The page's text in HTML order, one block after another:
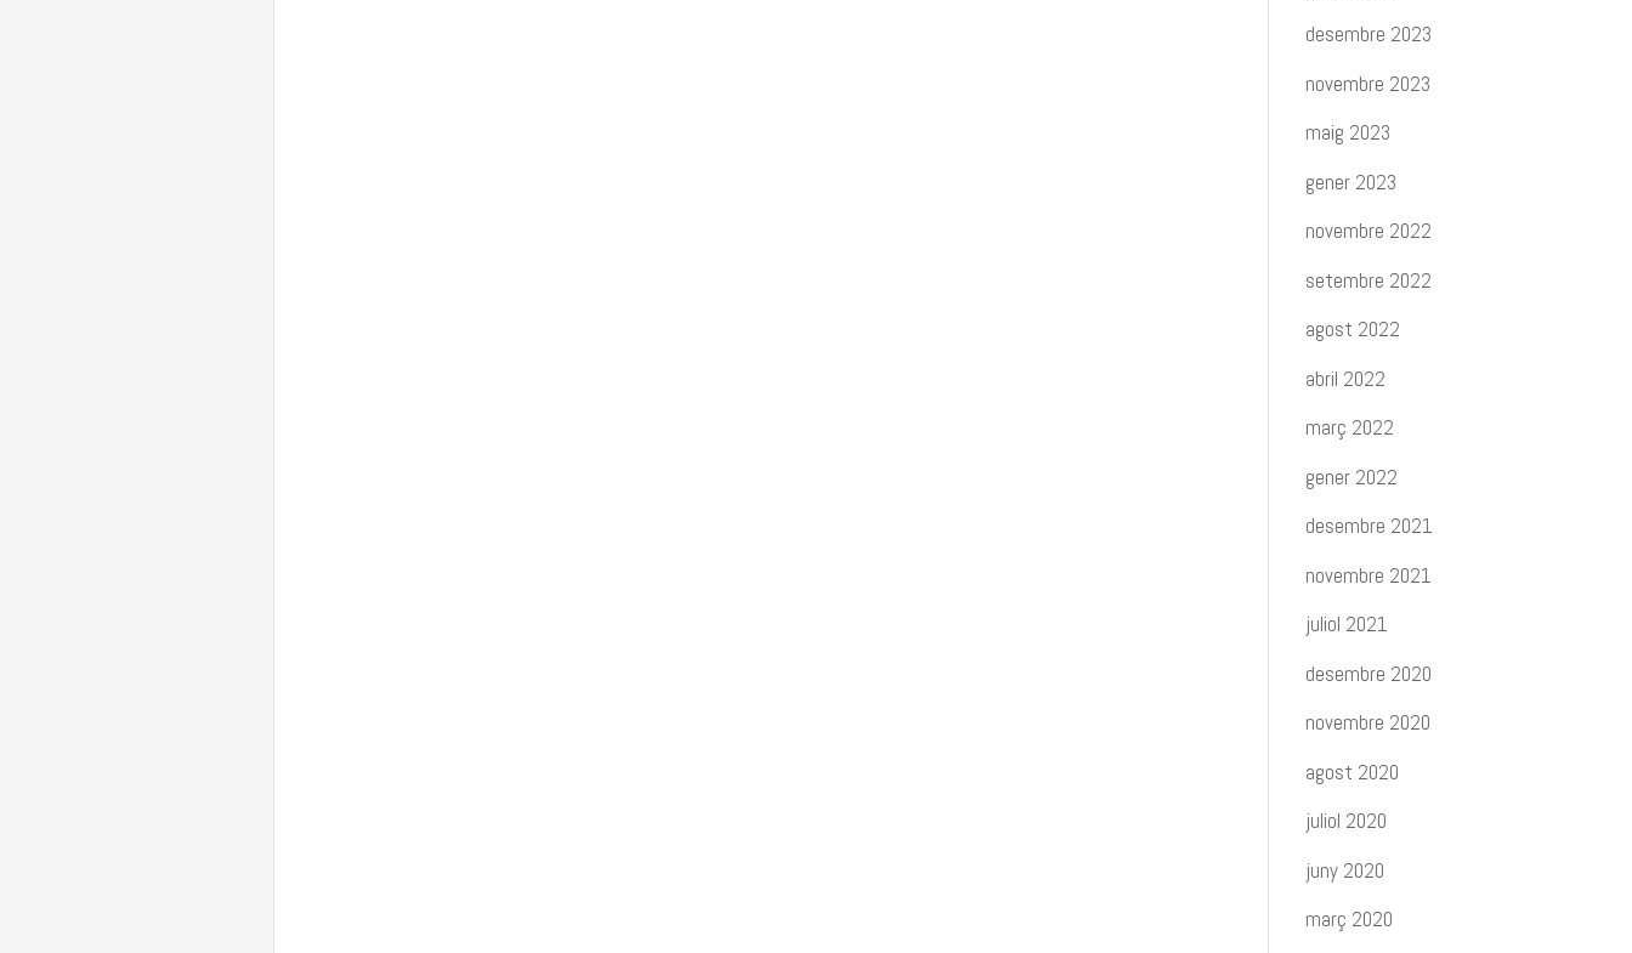
desembre 2023
novembre 2023
maig 2023
gener 2023
novembre 2022
setembre 2022
agost 2022
abril 2022
març 2022
gener 2022
desembre 2021
novembre 2021
juliol 2021
desembre 2020
novembre 2020
agost 2020
juliol 2020
juny 2020
març 2020